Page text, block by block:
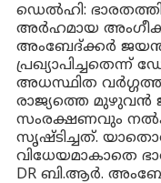
ഡെൽഹി:
അർഹമായ
അംബേദ്ക്കർ
പ്രഖ്യാപിച്ചതെന്ന്
അധസ്ഥിത
രാജ്യത്തെ
സംരക്ഷണവും
സൃഷ്ടിച്ചത്.
വിധേയമാകാതെ
DR ബി.ആർ.